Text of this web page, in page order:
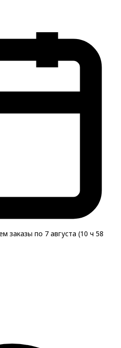
заказы по 7 августа (10 ч 58